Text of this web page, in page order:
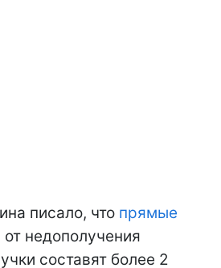
писало, что прямые
от недополучения
составят более 2